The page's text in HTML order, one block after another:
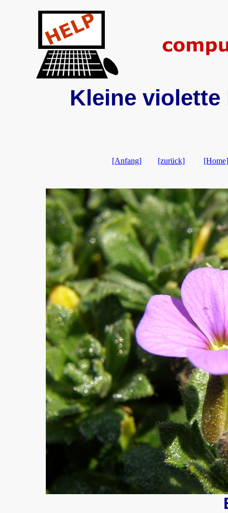
Kleine violette
[Anfang] [zurück] [Home]